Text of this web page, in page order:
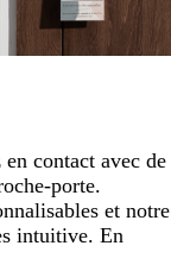
moins
pour
fléchées
pour
faire
défiler
en contact avec de
porte.
et notre
intuitive. En